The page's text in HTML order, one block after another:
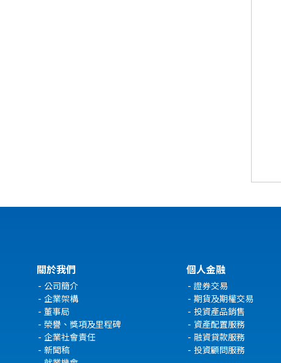
關於我們
公司簡介
企業架構
董事局
榮譽、獎項及里程碑
企業社會責任
新聞稿
個人金融
證券交易
期貨及期權交易
投資產品銷售
資產配置服務
融資貸款服務
投資顧問服務